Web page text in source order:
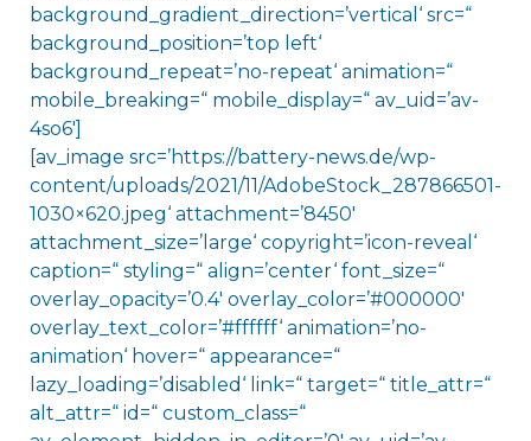
background_gradient_direction=’vertical‘ src=“
background_position=’top left‘
background_repeat=’no-repeat‘ animation=“
mobile_breaking=“ mobile_display=“ av_uid=’av-
4so6′]
[av_image src=’https://battery-news.de/wp-
content/uploads/2021/11/AdobeStock_287866501-
1030×620.jpeg‘ attachment=’8450′
attachment_size=’large‘ copyright=’icon-reveal‘
caption=“ styling=“ align=’center‘ font_size=“
overlay_opacity=’0.4′ overlay_color=’#000000′
overlay_text_color=’#ffffff‘ animation=’no-
animation‘ hover=“ appearance=“
lazy_loading=’disabled‘ link=“ target=“ title_attr=“
alt_attr=“ id=“ custom_class=“